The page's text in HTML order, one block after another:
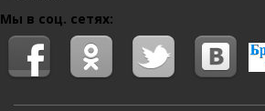
Мы в соц. сетях: